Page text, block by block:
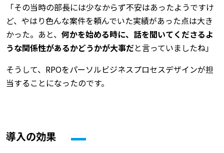
「その当時の部長には少なからず不安はあったようですけ
ど、やはり色んな案件を頼んでいた実績があった点は大き
かった。あと、 何かを始める時に、話を聞いてくださるよ
うな関係性があるかどうかが大事だと言っていましたね」
そうして、RPOをパーソルビジネスプロセスデザインが担
当することになったのです。
導入の効果